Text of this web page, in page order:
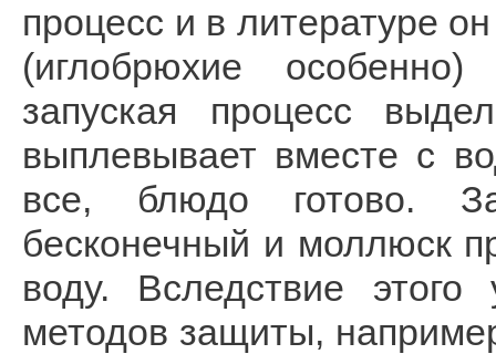
процесс и в литературе
(иглобрюхие
запуская процесс
выплевывает вместе с
все, блюдо готово.
бесконечный и моллюск
воду. Вследствие
методов защиты,